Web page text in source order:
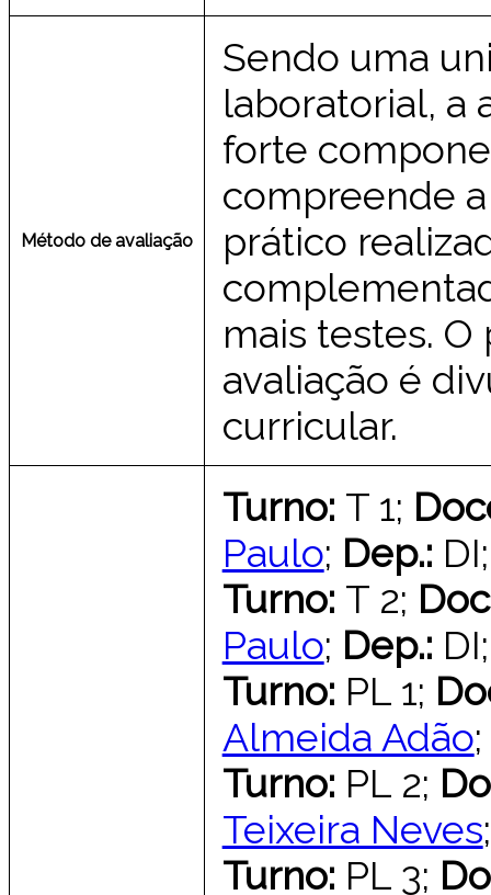
Método de avaliação
Sendo uma
laboratorial, a
forte
compreende
prático
mais testes.
avaliação é
curricular.
Turno: T 1;
Paulo; Dep.:
Turno: T 2;
Paulo; Dep.:
Turno: PL 1;
Almeida Adão;
Turno: PL 2;
Teixeira Neves
Turno: PL 3;